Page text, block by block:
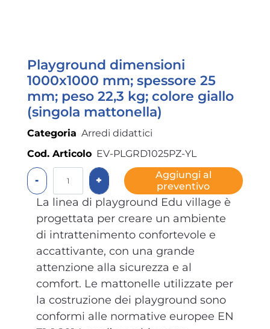
Playground dimensioni
1000x1000 mm; spessore 25
mm; peso 22,3 kg; colore giallo
(singola mattonella)
Categoria Arredi didattici
Cod. Articolo EV-PLGRD1025PZ-YL
Quantità
Aggiungi al
preventivo
La linea di playground Edu village è
progettata per creare un ambiente
di intrattenimento confortevole e
accattivante, con una grande
attenzione alla sicurezza e al
comfort. Le mattonelle utilizzate per
la costruzione dei playground sono
conformi alle normative europee EN